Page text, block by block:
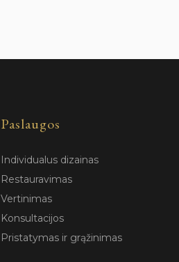
Paslaugos
Individualus dizainas
Restauravimas
Vertinimas
Konsultacijos
Pristatymas ir grąžinimas